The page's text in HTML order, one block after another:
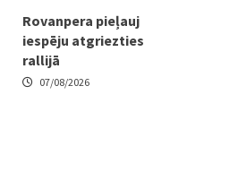
Rovanpera pieļauj
iespēju atgriezties
rallijā
07/08/2026